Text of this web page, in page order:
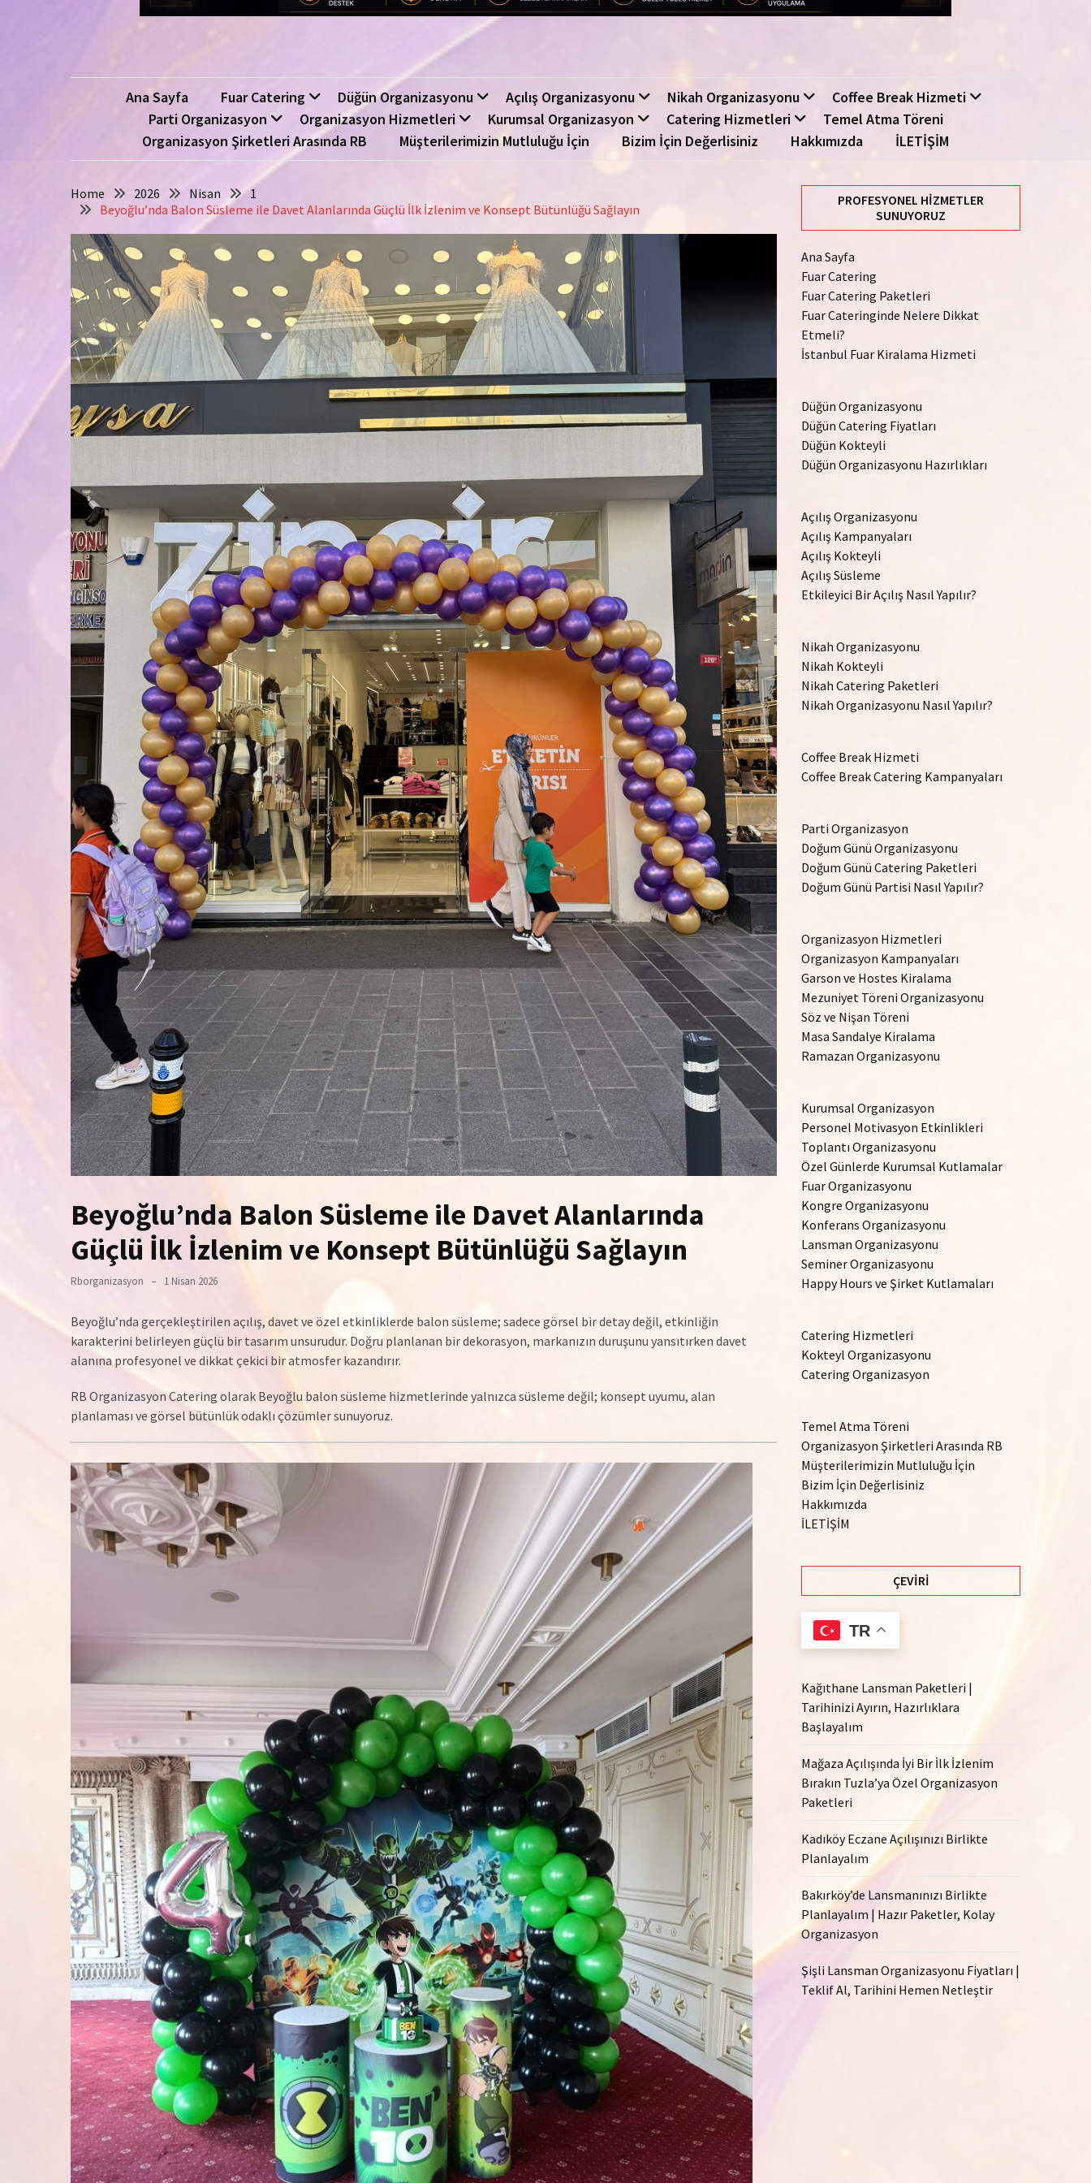
Ana Sayfa Fuar Catering Düğün Organizasyonu Açılış Organizasyonu Nikah Organizasyonu
Coffee Break Hizmeti
Parti Organizasyon
Organizasyon Hizmetleri Kurumsal Organizasyon Catering Hizmetleri
Temel Atma Töreni
Organizasyon Şirketleri Arasında RB
Müşterilerimizin Mutluluğu İçin Bizim İçin Değerlisiniz Hakkımızda İLETİŞİM
Home 2026 Nisan
1
Beyoğlu’nda Balon Süsleme ile Davet Alanlarında Güçlü İlk İzlenim ve Konsept Bütünlüğü Sağlayın
Beyoğlu’nda Balon Süsleme ile Davet Alanlarında
Güçlü İlk İzlenim ve Konsept Bütünlüğü Sağlayın
Rborganizasyon 1 Nisan 2026
Beyoğlu’nda gerçekleştirilen açılış, davet ve özel etkinliklerde balon süsleme; sadece görsel bir detay değil, etkinliğin
karakterini belirleyen güçlü bir tasarım unsurudur. Doğru planlanan bir dekorasyon, markanızın duruşunu yansıtırken davet
alanına profesyonel ve dikkat çekici bir atmosfer kazandırır.
RB Organizasyon Catering olarak Beyoğlu balon süsleme hizmetlerinde yalnızca süsleme değil; konsept uyumu, alan
planlaması ve görsel bütünlük odaklı çözümler sunuyoruz.
PROFESYONEL HIZMETLER
SUNUYORUZ
Ana Sayfa
Fuar Catering
Fuar Catering Paketleri
Fuar Cateringinde Nelere Dikkat
Etmeli?
İstanbul Fuar Kiralama Hizmeti
Düğün Organizasyonu
Düğün Catering Fiyatları
Düğün Kokteyli
Düğün Organizasyonu Hazırlıkları
Açılış Organizasyonu
Açılış Kampanyaları
Açılış Kokteyli
Açılış Süsleme
Etkileyici Bir Açılış Nasıl Yapılır?
Nikah Organizasyonu
Nikah Kokteyli
Nikah Catering Paketleri
Nikah Organizasyonu Nasıl Yapılır?
Coffee Break Hizmeti
Coffee Break Catering Kampanyaları
Parti Organizasyon
Doğum Günü Organizasyonu
Doğum Günü Catering Paketleri
Doğum Günü Partisi Nasıl Yapılır?
Organizasyon Hizmetleri
Organizasyon Kampanyaları
Garson ve Hostes Kiralama
Mezuniyet Töreni Organizasyonu
Söz ve Nişan Töreni
Masa Sandalye Kiralama
Ramazan Organizasyonu
Kurumsal Organizasyon
Personel Motivasyon Etkinlikleri
Toplantı Organizasyonu
Özel Günlerde Kurumsal Kutlamalar
Fuar Organizasyonu
Kongre Organizasyonu
Konferans Organizasyonu
Lansman Organizasyonu
Seminer Organizasyonu
Happy Hours ve Şirket Kutlamaları
Catering Hizmetleri
Kokteyl Organizasyonu
Catering Organizasyon
Temel Atma Töreni
Organizasyon Şirketleri Arasında RB
Müşterilerimizin Mutluluğu İçin
Bizim İçin Değerlisiniz
Hakkımızda
İLETİŞİM
ÇEVIRI
TR
Kağıthane Lansman Paketleri |
Tarihinizi Ayırın, Hazırlıklara
Başlayalım
Mağaza Açılışında İyi Bir İlk İzlenim
Bırakın Tuzla’ya Özel Organizasyon
Paketleri
Kadıköy Eczane Açılışınızı Birlikte
Planlayalım
Bakırköy’de Lansmanınızı Birlikte
Planlayalım | Hazır Paketler, Kolay
Organizasyon
Şişli Lansman Organizasyonu Fiyatları |
Teklif Al, Tarihini Hemen Netleştir